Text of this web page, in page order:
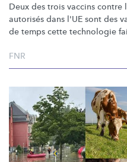
Deux des trois vaccins
autorisés dans l'UE sont des
de temps cette technologie
FNR